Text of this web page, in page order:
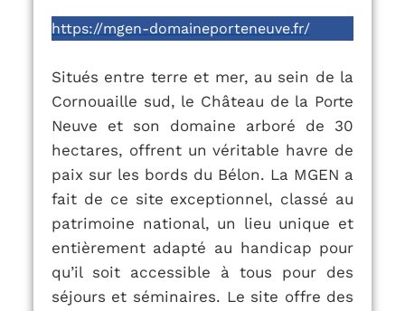
https://mgen-domaineporteneuve.fr/
Situés entre terre et mer, au sein de la
Cornouaille sud, le Château de la Porte
Neuve et son domaine arboré de 30
hectares, offrent un véritable havre de
paix sur les bords du Bélon. La MGEN a
fait de ce site exceptionnel, classé au
patrimoine national, un lieu unique et
entièrement adapté au handicap pour
qu’il soit accessible à tous pour des
séjours et séminaires. Le site offre des